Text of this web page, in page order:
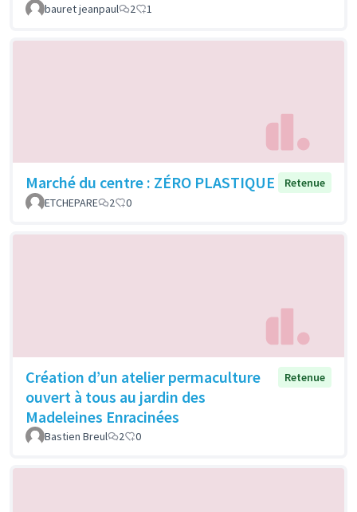
bauret jeanpaul 2 1
Marché du centre : ZÉRO PLASTIQUE
Retenue
ETCHEPARE
2 0
Création d’un atelier permaculture
ouvert à tous au jardin des
Madeleines Enracinées
Retenue
Bastien Breul 2 0